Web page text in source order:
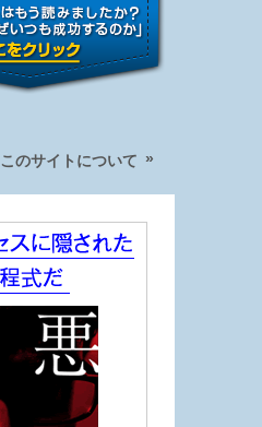
このサイトについて »